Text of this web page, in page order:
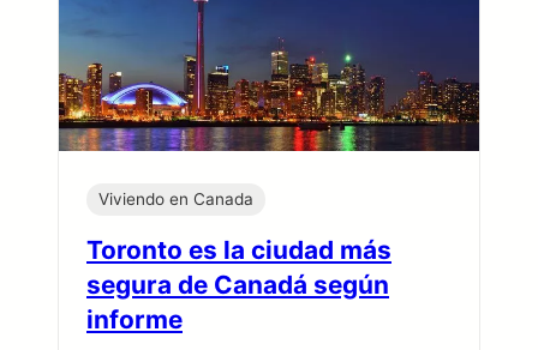
Viviendo en Canada
Toronto es la ciudad más
segura de Canadá según
informe